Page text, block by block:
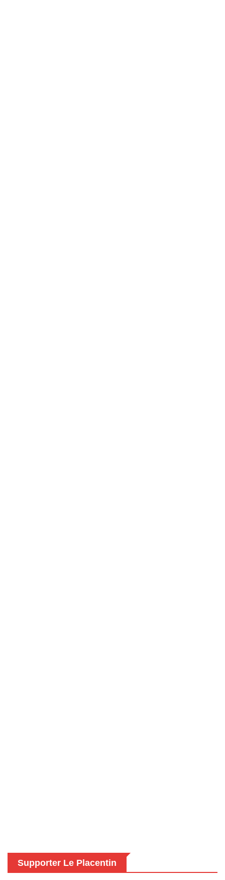
Supporter Le Placentin